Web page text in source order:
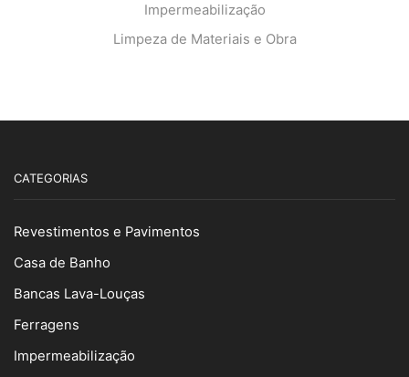
Impermeabilização
Limpeza de Materiais e Obra
CATEGORIAS
Revestimentos e Pavimentos
Casa de Banho
Bancas Lava-Louças
Ferragens
Impermeabilização